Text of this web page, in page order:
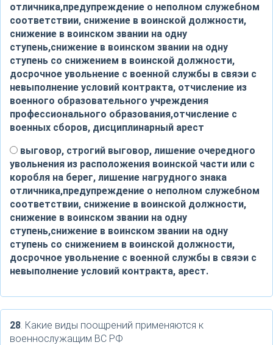
отличника,предупреждение о неполном служебном
соответствии, снижение в воинской должности,
снижение в воинском звании на одну
ступень,снижение в воинском звании на одну
ступень со снижением в воинской должности,
досрочное увольнение с военной службы в свяэи с
невыполнение условий контракта, отчисление из
военного образовательного учреждения
профессионального образования,отчисление с
военных сборов, дисциплинарный арест
выговор, строгий выговор, лишение очередного
увольнения из расположения воинской части или с
коробля на берег, лишение нагрудного знака
отличника,предупреждение о неполном служебном
соответствии, снижение в воинской должности,
снижение в воинском звании на одну
ступень,снижение в воинском звании на одну
ступень со снижением в воинской должности,
досрочное увольнение с военной службы в свяэи с
невыполнение условий контракта, арест.
28. Какие виды поощрений применяются к
военнослужащим ВС РФ